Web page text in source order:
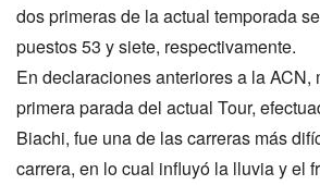
dos primeras de la actual temporada
puestos 53 y siete, respectivamente.
En declaraciones anteriores a la ACN,
primera parada del actual Tour,
Biachi, fue una de las carreras más
carrera, en lo cual influyó la lluvia y el